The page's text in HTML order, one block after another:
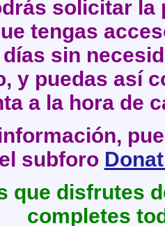
solicitar
tengas
sin
y puedas así
a la hora de
subforo
que disfrutes
completes